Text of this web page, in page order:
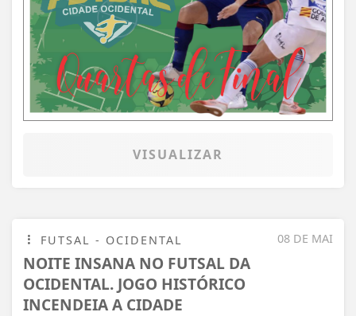
VISUALIZAR
08 DE MAI
FUTSAL - OCIDENTAL
NOITE INSANA NO FUTSAL DA
OCIDENTAL. JOGO HISTÓRICO
INCENDEIA A CIDADE